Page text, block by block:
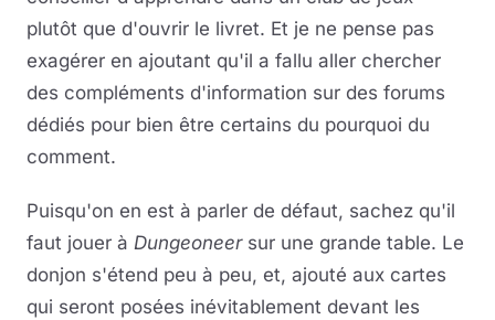
plutôt que d'ouvrir le livret. Et je ne pense pas
exagérer en ajoutant qu'il a fallu aller chercher
des compléments d'information sur des forums
dédiés pour bien être certains du pourquoi du
comment.
Puisqu'on en est à parler de défaut, sachez qu'il
faut jouer à Dungeoneersur une grande table. Le
donjon s'étend peu à peu, et, ajouté aux cartes
qui seront posées inévitablement devant les